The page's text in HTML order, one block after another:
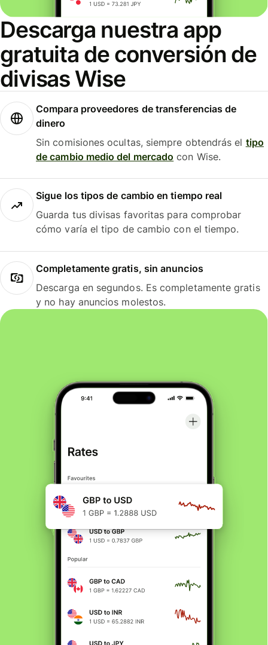
Descarga nuestra app
gratuita de conversión de
divisas Wise
Compara proveedores de transferencias de
dinero
Sin comisiones ocultas, siempre obtendrás el tipo
de cambio medio del mercado con Wise.
Sigue los tipos de cambio en tiempo real
Guarda tus divisas favoritas para comprobar
cómo varía el tipo de cambio con el tiempo.
Completamente gratis, sin anuncios
Descarga en segundos. Es completamente gratis
y no hay anuncios molestos.